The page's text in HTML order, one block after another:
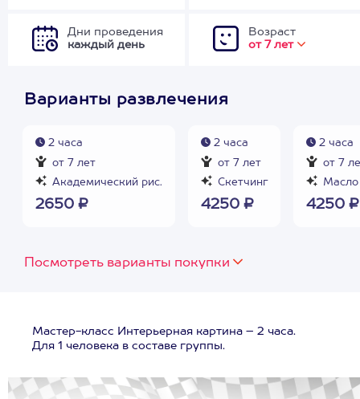
Дни проведения
каждый день
Возраст
от 7 лет
Варианты развлечения
2 часа
от 7 лет
Академический рис.
2650 ₽
2 часа
от 7 лет
Скетчинг
4250 ₽
2 часа
от 7
4250 ₽
Посмотреть варианты покупки
Мастер-класс Интерьерная картина – 2 часа.
Для 1 человека в составе группы.